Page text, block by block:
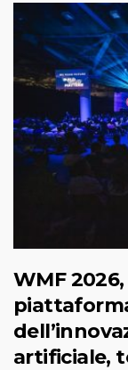
WMF
artificiale,